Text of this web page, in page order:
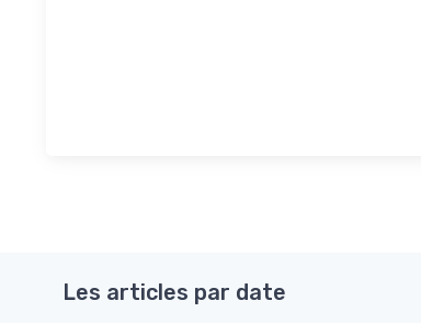
Les articles par date